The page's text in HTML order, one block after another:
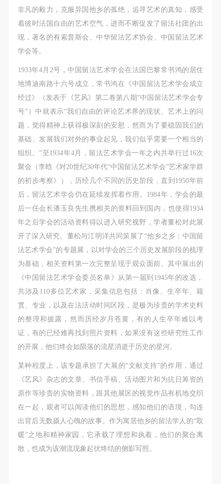
非凡的毅力，克服异国他乡的孤绝，追寻艺术的真知，感受
着彼时法国自由的艺术空气，进而不断促发了留法社团的出
现，著名的有索普斯会、中华留法艺术协会、中国留法艺术
学会等。
1933年4月2号，中国留法艺术学会在法国巴黎常书鸿的居住
地博迪南路十六号成立，常书鸿在《中国留法艺术学会成立
经过》（发表于《艺风》第二卷第八期“中国留法艺术学会专
号”）中就表示“我们自由的评论艺术界的现状、艺术上的问
题，觉得精神上获得极深刻的安慰，然而为了要稳固我们的
基础、发展我们对外的事业起见，我们似乎需要一个相当的
组织。”至1934年4月，留法艺术学会一年之内共举行过16次
聚会（李晗《对20世纪30年代“中国留法艺术学会”艺术家学群
的初步考察》），历经几个不同的历史阶段，直到1950年前
后，留法艺术学会仍在延续发挥着作用。1984年，学会的最
后一任会长潘玉良先生携相关的资料回到国内，也使得1934
年之后学会的活动资料得以进入研究视野，学者董松对此展
开了深入研究。董松与江明洋共同策展了“他乡之乡：中国留
法艺术学会”的专题展，以对学会的三个历史发展阶段的梳理
为基础，相关资料第一次完整呈现于观众面前。其中展出的
《中国留法艺术学会委员名单》从第一届到1945年的改选，
共涉及110多位艺术家，采集信息包括：肖像、生卒年、籍
贯、专业，以及在法活动时间区段，是极为珍贵的学术史料
的整理和披露，然而历经岁月苍黄，有的人生卒年难以考
证，有的已经难再找到照片资料，如果没有这些研究性工作
的开展，他们终会如陨落的流星消逝于历史的星河。
某种程度上，该专题承担了大展的“文献支持”的作用，通过
《艺风》杂志的文章、书信手稿、活动图片和为抗日筹资的
原作等珍贵的实物资料，跟其他展区的视觉作品有机地交织
在一起，观者可以阅读他们的思想，感知他们的语境，勾连
出背后无数摄人心魄的故事。作为寓居他乡的留法学人的“取
暖”之地和精神家园，它承载了理想和执着，他们的聚合离
散，也成为该潮流现象起伏终结的侧影写照。